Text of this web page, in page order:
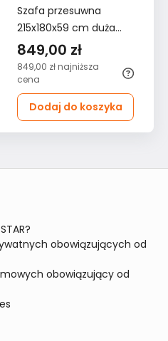
Szafa przesuwna
215x180x59 cm duża
dąb sonoma do
sypialni
849,00 zł
849,00 zł najniższa
cena
Dodaj do koszyka
obowiązujących od
obowiązujący od